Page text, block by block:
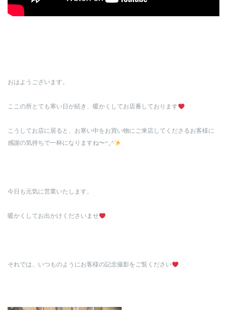
おはようございます。
ここの所とても寒い日が続き、暖かくしてお店番しております
こうしてお店に居ると、お寒い中をお買い物にご来店してくださるお客様に
感謝の気持ちで一杯になりますね〜^_^
今日も元気に営業いたします。
暖かくしてお出かけくださいませ
それでは、いつものようにお客様の記念撮影をご覧ください